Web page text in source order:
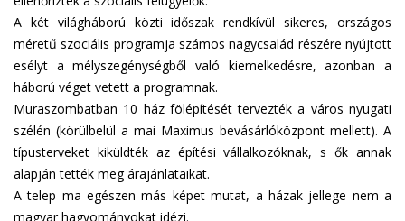
A két világháború közti időszak rendkívül sikeres, országos
méretű szociális programja számos nagycsalád részére nyújtott
esélyt a mélyszegénységből való kiemelkedésre, azonban a
háború véget vetett a programnak.
Muraszombatban 10 ház fölépítését tervezték a város nyugati
szélén (körülbelül a mai Maximus bevásárlóközpont mellett). A
típusterveket kiküldték az építési vállalkozóknak, s ők annak
alapján tették meg árajánlataikat.
A telep ma egészen más képet mutat, a házak jellege nem a
magyar hagyományokat idézi.